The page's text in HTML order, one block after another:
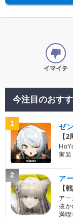
イマイチ
今注目のおす
1 ゼ
【
実装
2 ア
【
ア
抜か
満喫